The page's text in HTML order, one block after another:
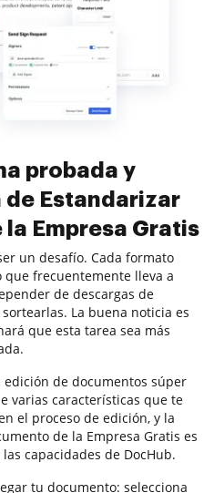
probada y
Estandarizar
la Empresa Gratis
un desafío. Cada formato
frecuentemente lleva a
de descargas de
La buena noticia es
que esta tarea sea más
edición de documentos súper
varias características que te
el proceso de edición, y la
de la Empresa Gratis es
capacidades de DocHub.
tu documento: selecciona